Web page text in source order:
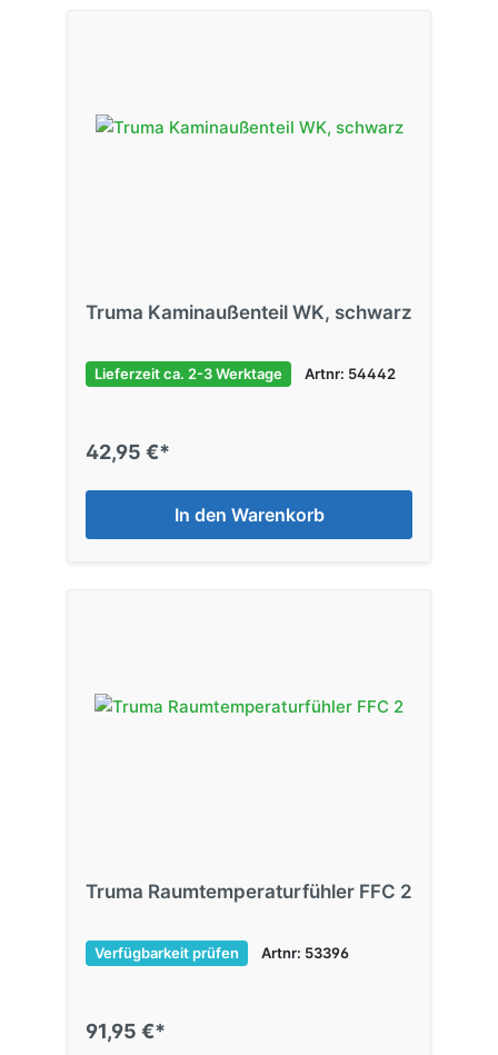
Truma Kaminaußenteil WK, schwarz
Lieferzeit ca. 2-3 Werktage Artnr: 54442
42,95 €*
In den Warenkorb
Truma Raumtemperaturfühler FFC 2
Verfügbarkeit prüfen Artnr: 53396
91,95 €*